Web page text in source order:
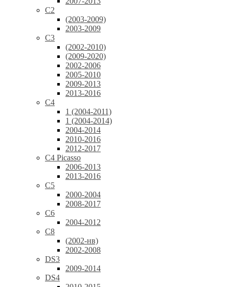
C2
(2003-2009)
2003-2009
C3
(2002-2010)
(2009-2020)
2002-2006
2005-2010
2009-2013
2013-2016
C4
1 (2004-2011)
1 (2004-2014)
2004-2014
2010-2016
2012-2017
C4 Picasso
2006-2013
2013-2016
C5
2000-2004
2008-2017
C6
2004-2012
C8
(2002-нв)
2002-2008
DS3
2009-2014
DS4